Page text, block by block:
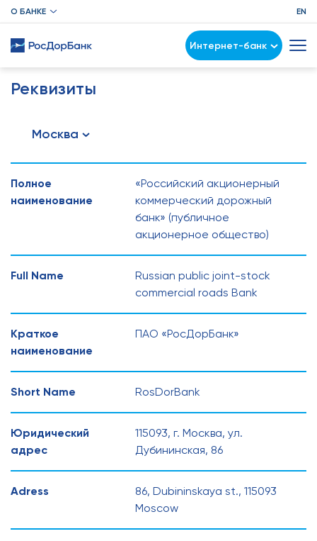
О БАНКЕ EN
Интернет-банк
Реквизиты
Москва
Полное
наименование
«Российский акционерный
коммерческий дорожный
банк» (публичное
акционерное общество)
Full Name
Russian public joint-stock
commercial roads Bank
Краткое
наименование
ПАО «РосДорБанк»
Short Name RosDorBank
Юридический
адрес
115093, г. Москва, ул.
Дубининская, 86
Adress
86, Dubininskaya st., 115093
Moscow